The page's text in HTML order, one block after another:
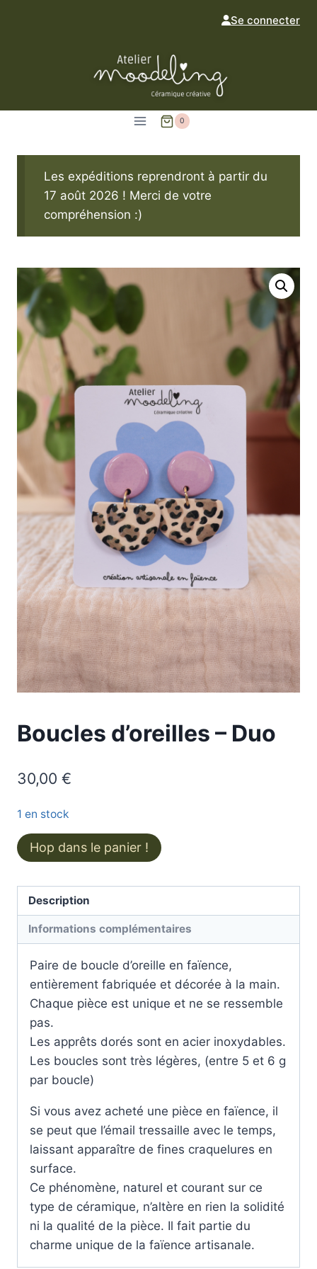
Se connecter
0
Les expéditions reprendront à partir du
17 août 2026 ! Merci de votre
compréhension :)
Boucles d’oreilles – Duo
30,00 €
1 en stock
quantité
de
d'oreilles
-
Hop dans le panier !
Description
Informations complémentaires
Paire de boucle d’oreille en faïence,
entièrement fabriquée et décorée à la main.
Chaque pièce est unique et ne se ressemble
pas.
Les apprêts dorés sont en acier inoxydables.
Les boucles sont très légères, (entre 5 et 6 g
par boucle)
Si vous avez acheté une pièce en faïence, il
se peut que l’émail tressaille avec le temps,
laissant apparaître de fines craquelures en
surface.
Ce phénomène, naturel et courant sur ce
type de céramique, n’altère en rien la solidité
ni la qualité de la pièce. Il fait partie du
charme unique de la faïence artisanale.